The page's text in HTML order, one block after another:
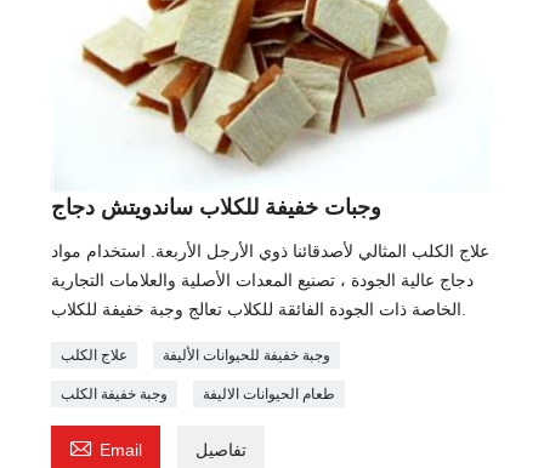
وجبات خفيفة للكلاب ساندويتش دجاج
علاج الكلب المثالي لأصدقائنا ذوي الأرجل الأربعة. استخدام مواد
دجاج عالية الجودة ، تصنيع المعدات الأصلية والعلامات التجارية
علاج الكلب وجبة خفيفة للحيوانات الأليفة
وجبة خفيفة الكلب طعام الحيوانات الاليفة
 Email تفاصيل